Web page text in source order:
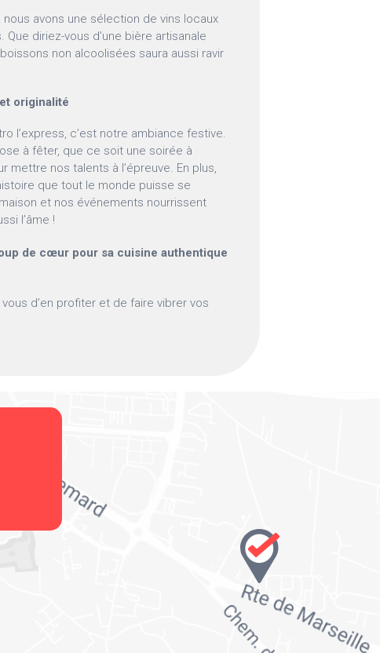
avons une sélection de vins locaux
diriez-vous d’une bière artisanale
non alcoolisées saura aussi ravir
originalité
l’express, c’est notre ambiance festive.
à fêter, que ce soit une soirée à
mettre nos talents à l’épreuve. En plus,
que tout le monde puisse se
et nos événements nourrissent
l’âme !
de cœur pour sa cuisine authentique
d’en profiter et de faire vibrer vos